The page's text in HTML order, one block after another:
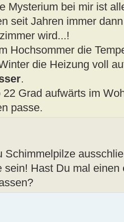
Mysterium bei mir ist
seit Jahren immer
wird...!
Hochsommer die
die Heizung voll
.
Grad aufwärts im
passe.
Schimmelpilze
sein! Hast Du mal